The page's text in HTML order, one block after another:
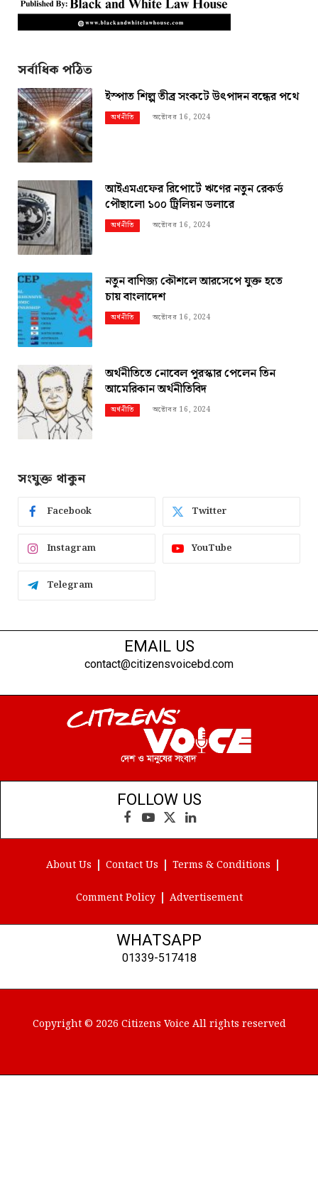
সর্বাধিক পঠিত
ইস্পাত শিল্প তীব্র সংকটে উৎপাদন বন্ধের পথে
অর্থনীতি অক্টোবর 16, 2024
আইএমএফের রিপোর্টে ঋণের নতুন রেকর্ড
পৌছালো ১০০ ট্রিলিয়ন ডলারে
অর্থনীতি অক্টোবর 16, 2024
নতুন বাণিজ্য কৌশলে আরসেপে যুক্ত হতে
চায় বাংলাদেশ
অর্থনীতি অক্টোবর 16, 2024
অর্থনীতিতে নোবেল পুরস্কার পেলেন তিন
আমেরিকান অর্থনীতিবিদ
অর্থনীতি অক্টোবর 16, 2024
সংযুক্ত থাকুন
Facebook Twitter
Instagram YouTube
Telegram
EMAIL US
contact@citizensvoicebd.com
FOLLOW US
Facebook
YouTube
X
(Twitter)
LinkedIn
About Us Contact Us Terms & Conditions
Comment Policy Advertisement
WHATSAPP
01339-517418
Copyright © 2026 Citizens Voice All rights reserved